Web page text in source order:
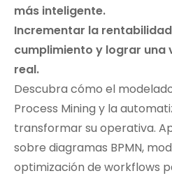
más inteligente.
Incrementar la
cumplimiento y lograr
real.
Descubra cómo el
Process Mining y la
transformar su operativa.
sobre diagramas BPMN,
optimización de workflows